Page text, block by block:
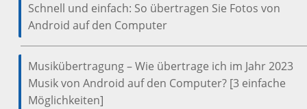
Schnell und einfach: So übertragen Sie Fotos von
Android auf den Computer
Musikübertragung – Wie übertrage ich im Jahr 2023
Musik von Android auf den Computer? [3 einfache
Möglichkeiten]